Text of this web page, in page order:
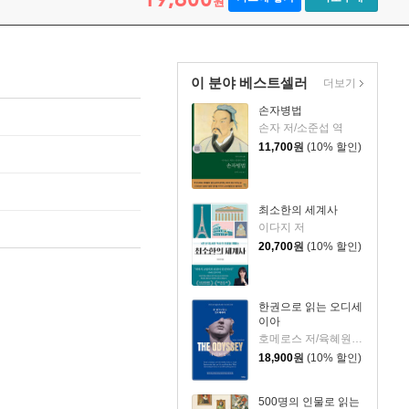
이 분야 베스트셀러
손자병법
손자 저/소준섭 역
11,700원 (10% 할인)
최소한의 세계사
이다지 저
20,700원 (10% 할인)
한권으로 읽는 오디세
이아
호메로스 저/육혜원 역
18,900원 (10% 할인)
500명의 인물로 읽는
더보기